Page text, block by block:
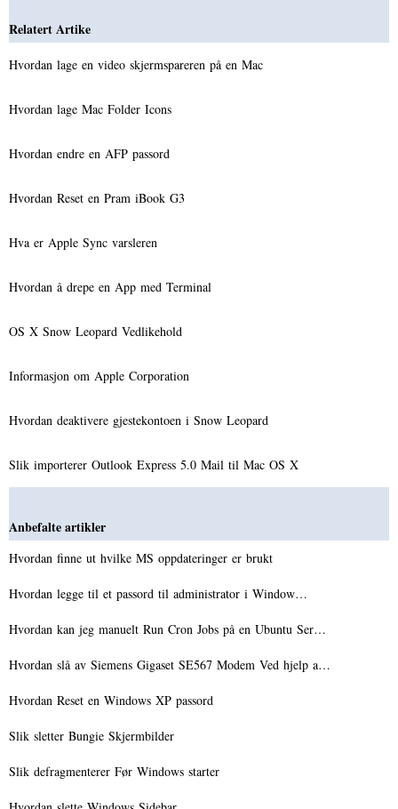
Relatert Artike
Hvordan lage en video skjermspareren på en Mac
Hvordan lage Mac Folder Icons
Hvordan endre en AFP passord
Hvordan Reset en Pram iBook G3
Hva er Apple Sync varsleren
Hvordan å drepe en App med Terminal
OS X Snow Leopard Vedlikehold
Informasjon om Apple Corporation
Hvordan deaktivere gjestekontoen i Snow Leopard
Slik importerer Outlook Express 5.0 Mail til Mac OS X
Anbefalte artikler
Hvordan finne ut hvilke MS oppdateringer er brukt
Hvordan legge til et passord til administrator i Window…
Hvordan kan jeg manuelt Run Cron Jobs på en Ubuntu Ser…
Hvordan slå av Siemens Gigaset SE567 Modem Ved hjelp a…
Hvordan Reset en Windows XP passord
Slik sletter Bungie Skjermbilder
Slik defragmenterer Før Windows starter